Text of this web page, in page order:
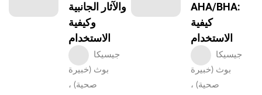
والآثار الجانبية
وكيفية
الاستخدام
جيسيكا
بوث (خبيرة
صحية) ،
AHA/BHA:
كيفية
الاستخدام
جيسيكا
بوث (خبيرة
صحية) ،